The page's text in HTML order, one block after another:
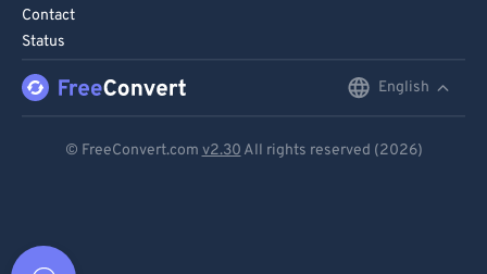
Contact
Status
English
© FreeConvert.com v2.30 All rights reserved (2026)